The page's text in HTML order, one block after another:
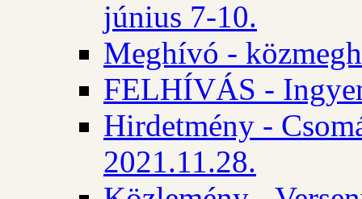
június 7-10.
Meghívó -
FELHÍVÁS -
Hirdetmény -
2021.11.28.